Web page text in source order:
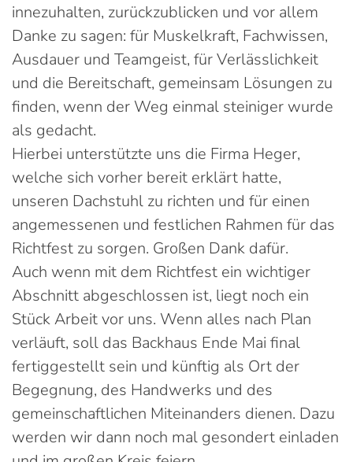
innezuhalten, zurückzublicken und vor allem
Danke zu sagen: für Muskelkraft, Fachwissen,
Ausdauer und Teamgeist, für Verlässlichkeit
und die Bereitschaft, gemeinsam Lösungen zu
finden, wenn der Weg einmal steiniger wurde
als gedacht.
Hierbei unterstützte uns die Firma Heger,
welche sich vorher bereit erklärt hatte,
unseren Dachstuhl zu richten und für einen
angemessenen und festlichen Rahmen für das
Richtfest zu sorgen. Großen Dank dafür.
Auch wenn mit dem Richtfest ein wichtiger
Abschnitt abgeschlossen ist, liegt noch ein
Stück Arbeit vor uns. Wenn alles nach Plan
verläuft, soll das Backhaus Ende Mai final
fertiggestellt sein und künftig als Ort der
Begegnung, des Handwerks und des
gemeinschaftlichen Miteinanders dienen. Dazu
werden wir dann noch mal gesondert einladen